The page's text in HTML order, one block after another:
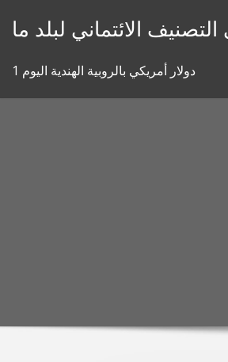
الائتماني لبلد ما
1 دولار أمريكي بالروبية الهندية اليوم